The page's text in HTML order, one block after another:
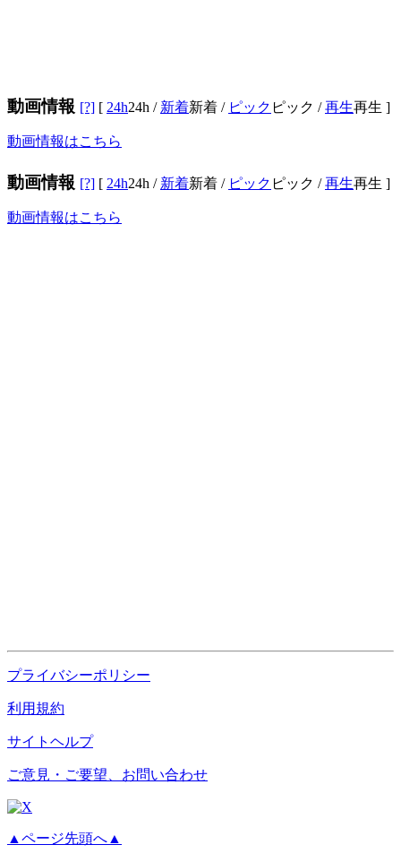
動画情報 [?] [ 24h24h / 新着新着 / ピック ピック /再生再生 ]
動画情報はこちら
動画情報 [?] [ 24h24h / 新着新着 / ピック ピック /再生再生 ]
動画情報はこちら
プライバシーポリシー
利用規約
サイトヘルプ
ご意見・ご要望、お問い合わせ
▲ページ先頭へ▲